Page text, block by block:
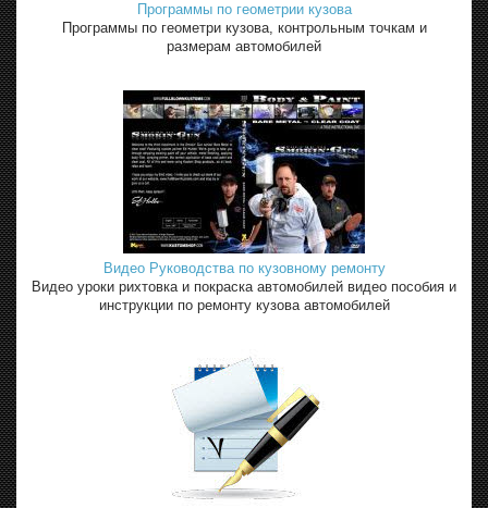
Программы по геометрии кузова
Программы по геометри кузова, контрольным точкам и
размерам автомобилей
Видео Руководства по кузовному ремонту
Видео уроки рихтовка и покраска автомобилей видео пособия и
инструкции по ремонту кузова автомобилей